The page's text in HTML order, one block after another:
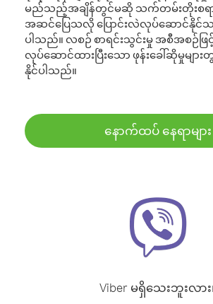
မည်သည့်အချိန်တွင်မဆို သက်တမ်းတိုးစ
အဆင်ပြေသလို ပြောင်းလဲလုပ်ဆောင်နိုင်
ပါသည်။ လစဉ် စာရင်းသွင်းမှု အစီအစဉ်
လုပ်ဆောင်ထားပြီးသော ဖုန်းခေါ်ဆိုမှုမျာ
နိုင်ပါသည်။
နောက်ထပ် နေရာများ
Viber မရှိသေးဘူးလား